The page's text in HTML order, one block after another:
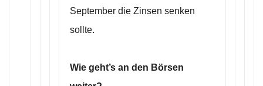
September die Zinsen senken
sollte.
Wie geht’s an den Börsen